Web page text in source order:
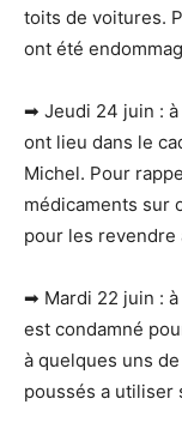
toits de voitures.
ont été
➡ Jeudi 24 juin :
ont lieu dans le
Michel. Pour
médicaments sur
pour les revendre
➡ Mardi 22 juin :
est condamné
à quelques uns
poussés a utiliser